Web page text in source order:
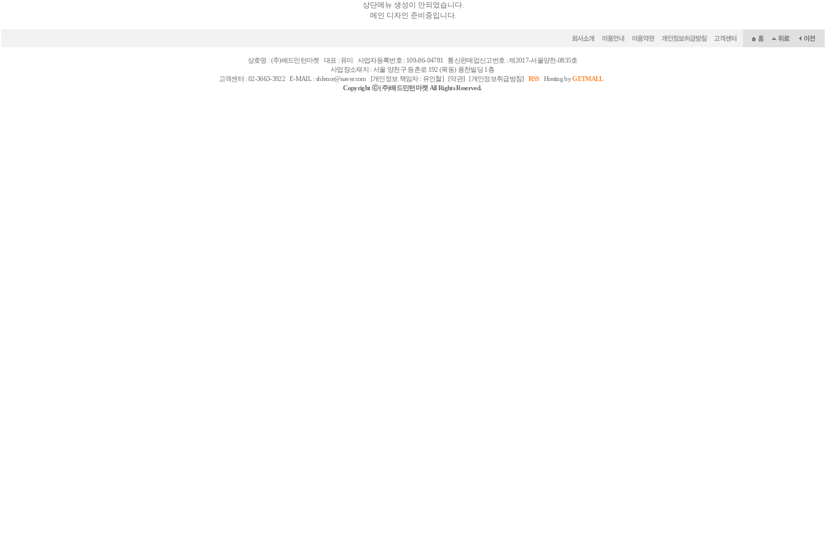
상단메뉴 생성이 안되었습니다.
메인 디자인 준비중입니다.
상호명 : (주)배드민턴마켓 대표 : 유미 사업자등록번호 : 109-86-04781 통신판매업신고번호 : 제2017-서울양천-0835호
사업장소재지 : 서울 양천구 등촌로 192 (목동) 풍천빌딩 1층
고객센터 : 02-3663-3922 E-MAIL : shfence@naver.com [개인정보 책임자 : 유인철] [약관] [개인정보취급방침] RSS Hosting byGETMALL
Copyright ⓒ(주)배드민턴마켓 All Rights Reserved.